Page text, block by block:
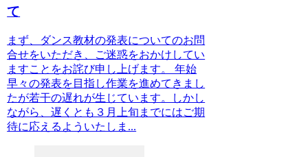
て
まず、ダンス教材の発表についてのお問
合せをいただき、ご迷惑をおかけしてい
ますことをお詫び申し上げます。 年始
早々の発表を目指し作業を進めてきまし
たが若干の遅れが生じています。しかし
ながら、遅くとも３月上旬までにはご期
待に応えるよういたしま...